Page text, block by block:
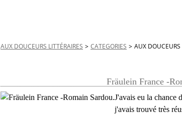
AUX DOUCEURS LITTÉRAIRES > CATEGORIES > AUX DOUCEURS
Fräulein France -
J'avais eu la chance
j'avais trouvé très